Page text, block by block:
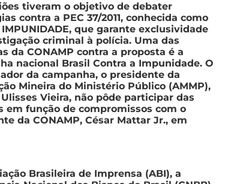
tiveram o objetivo de debater
contra a PEC 37/2011, conhecida como
IMPUNIDADE, que garante exclusividade
criminal à polícia. Uma das
da CONAMP contra a proposta é a
nacional Brasil Contra a Impunidade. O
da campanha, o presidente da
Mineira do Ministério Público (AMMP),
Vieira, não pôde participar das
em função de compromissos com o
da CONAMP, César Mattar Jr., em
Brasileira de Imprensa (ABI), a